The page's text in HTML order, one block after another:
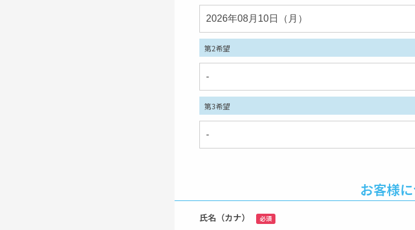
第2希望
第3希望
お客様
氏名（カナ） 必須